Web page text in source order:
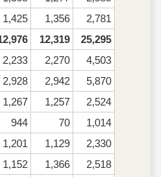
1,425 1,356
2,781
12,319
25,295
2,233 2,270
4,503
2,928 2,942
5,870
1,267 1,257
2,524
944 70
1,014
1,201 1,129
2,330
1,152 1,366
2,518